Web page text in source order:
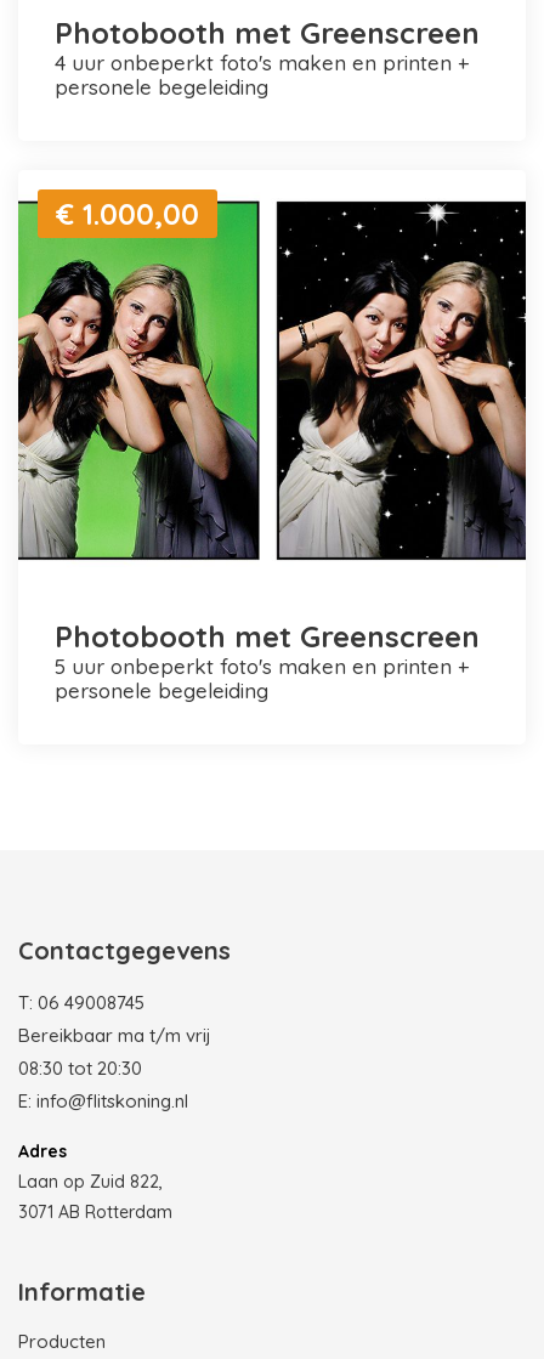
Photobooth met Greenscreen
4 uur onbeperkt foto's maken en printen +
personele begeleiding
€ 1.000,00
Photobooth met Greenscreen
5 uur onbeperkt foto's maken en printen +
personele begeleiding
Contactgegevens
T: 06 49008745
Bereikbaar ma t/m vrij
08:30 tot 20:30
E: info@flitskoning.nl
Adres
Laan op Zuid 822,
3071 AB Rotterdam
Informatie
Producten